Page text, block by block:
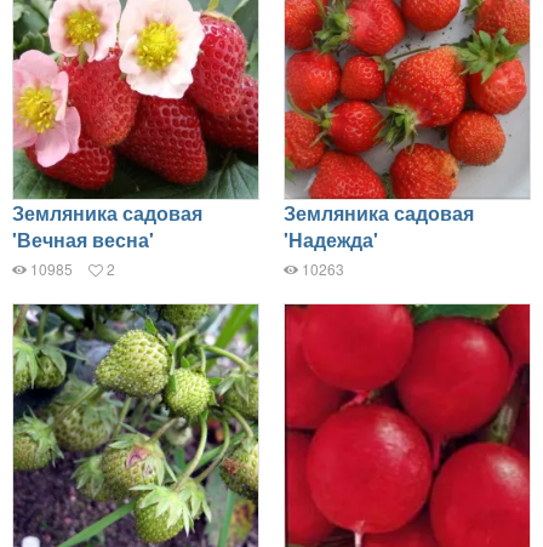
Земляника садовая
'Вечная весна'
10985 2
Земляника садовая
'Надежда'
10263